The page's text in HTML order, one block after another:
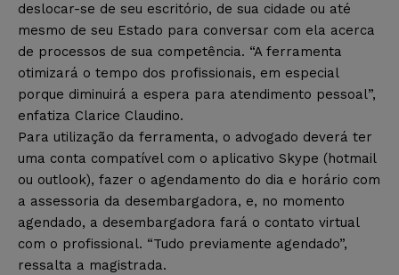
deslocar-se de seu escritório, de sua cidade ou até
mesmo de seu Estado para conversar com ela acerca
de processos de sua competência. “A ferramenta
otimizará o tempo dos profissionais, em especial
porque diminuirá a espera para atendimento pessoal”,
enfatiza Clarice Claudino.
Para utilização da ferramenta, o advogado deverá ter
uma conta compatível com o aplicativo Skype (hotmail
ou outlook), fazer o agendamento do dia e horário com
a assessoria da desembargadora, e, no momento
agendado, a desembargadora fará o contato virtual
com o profissional. “Tudo previamente agendado”,
ressalta a magistrada.